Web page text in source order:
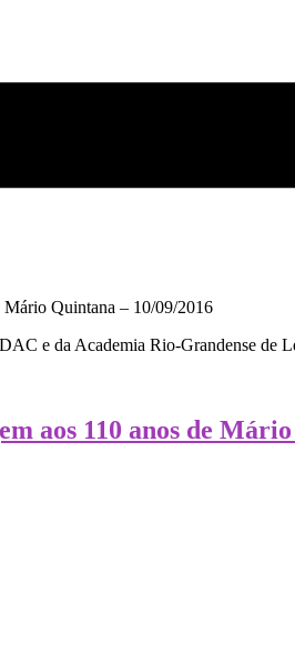
e da Academia Rio-Grandense de
aos 110 anos de